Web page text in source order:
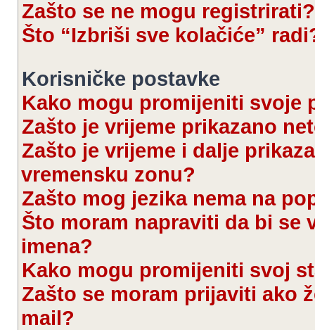
Zašto se ne mogu registrirati?
Što “Izbriši sve kolačiće”
Korisničke postavke
Kako mogu promijeniti svoje
Zašto je vrijeme prikazano
Zašto je vrijeme i dalje
vremensku zonu?
Zašto mog jezika nema na
Što moram napraviti da bi
imena?
Kako mogu promijeniti svoj
Zašto se moram prijaviti ako
mail?